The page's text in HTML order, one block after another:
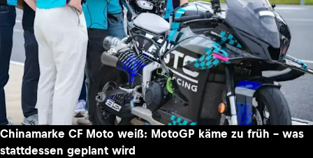
Chinamarke CF Moto weiß: MotoGP käme zu früh – was
stattdessen geplant wird